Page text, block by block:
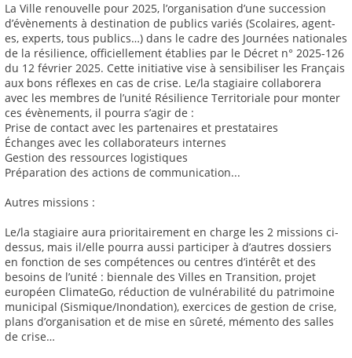
La Ville renouvelle pour 2025, l’organisation d’une succession
d’évènements à destination de publics variés (Scolaires, agent-
es, experts, tous publics…) dans le cadre des Journées nationales
de la résilience, officiellement établies par le Décret n° 2025-126
du 12 février 2025. Cette initiative vise à sensibiliser les Français
aux bons réflexes en cas de crise. Le/la stagiaire collaborera
avec les membres de l’unité Résilience Territoriale pour monter
ces évènements, il pourra s’agir de :
Prise de contact avec les partenaires et prestataires
Échanges avec les collaborateurs internes
Gestion des ressources logistiques
Préparation des actions de communication...
Autres missions :
Le/la stagiaire aura prioritairement en charge les 2 missions ci-
dessus, mais il/elle pourra aussi participer à d’autres dossiers
en fonction de ses compétences ou centres d’intérêt et des
besoins de l’unité : biennale des Villes en Transition, projet
européen ClimateGo, réduction de vulnérabilité du patrimoine
municipal (Sismique/Inondation), exercices de gestion de crise,
plans d’organisation et de mise en sûreté, mémento des salles
de crise…